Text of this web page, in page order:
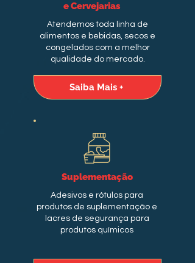
e Cervejarias
Atendemos toda linha de
alimentos e bebidas, secos e
congelados com a melhor
qualidade do mercado.
Saiba Mais +
Suplementação
Adesivos e rótulos para
produtos de suplementação e
lacres de segurança para
produtos químicos